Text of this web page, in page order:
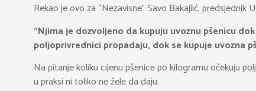
Rekao je ovo za “Nezavisne” Savo Bakajlić,
“Njima je dozvoljeno da kupuju uvoznu pšenicu
poljoprivrednici propadaju, dok se kupuje uvozna
Na pitanje koliku cijenu pšenice po kilogramu očekuju
u praksi ni toliko ne žele da daju.